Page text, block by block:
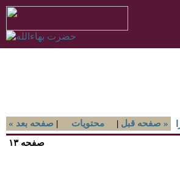
« صفحه بعد | محتويات | صفحه قبل »